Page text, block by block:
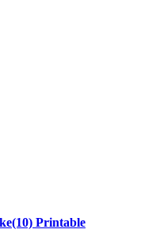
Printable